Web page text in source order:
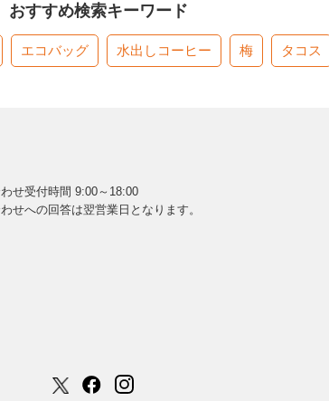
おすすめ検索キーワード
エコバッグ 水出しコーヒー 梅 タコス
せ受付時間 9:00～18:00
せへの回答は翌営業日となります。